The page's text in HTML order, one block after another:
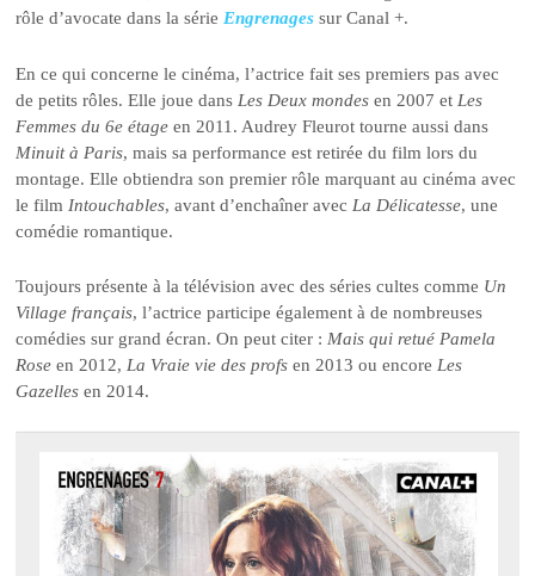
rôle d’avocate dans la sérieEngrenages sur Canal +.
En ce qui concerne le cinéma, l’actrice fait ses premiers pas avec
de petits rôles. Elle joue dans Les Deux mondes en 2007 et Les
Femmes du 6e étage en 2011. Audrey Fleurot tourne aussi dans
Minuit à Paris, mais sa performance est retirée du film lors du
montage. Elle obtiendra son premier rôle marquant au cinéma avec
le film Intouchables, avant d’enchaîner avec La Délicatesse, une
comédie romantique.
Toujours présente à la télévision avec des séries cultes comme Un
Village français, l’actrice participe également à de nombreuses
comédies sur grand écran. On peut citer : Mais qui retué Pamela
Rose en 2012, La Vraie vie des profs en 2013 ou encore Les
Gazelles en 2014.